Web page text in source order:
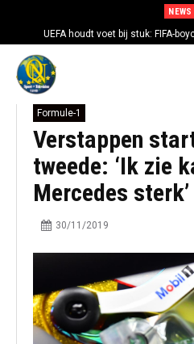
NEWS
UEFA houdt voet bij stuk: FIFA-
Formule-1
Verstappen
tweede: ‘Ik zie
Mercedes sterk’
30/11/2019